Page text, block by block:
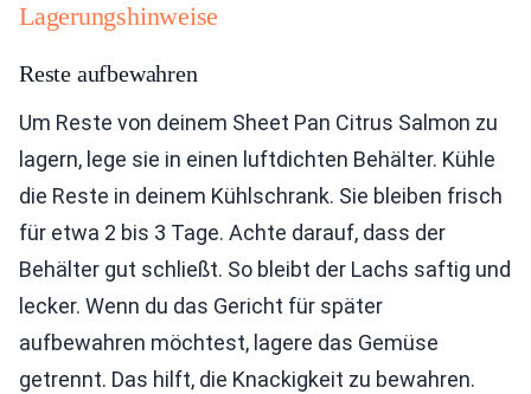
Lagerungshinweise
Reste aufbewahren
Um Reste von deinem Sheet Pan Citrus Salmon zu
lagern, lege sie in einen luftdichten Behälter. Kühle
die Reste in deinem Kühlschrank. Sie bleiben frisch
für etwa 2 bis 3 Tage. Achte darauf, dass der
Behälter gut schließt. So bleibt der Lachs saftig und
lecker. Wenn du das Gericht für später
aufbewahren möchtest, lagere das Gemüse
getrennt. Das hilft, die Knackigkeit zu bewahren.